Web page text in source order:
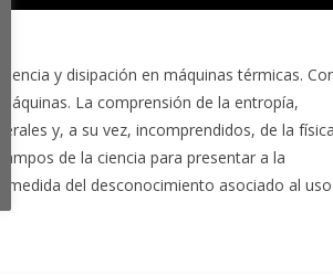
y disipación en máquinas térmicas.
La comprensión de la entropía,
y, a su vez, incomprendidos, de la
de la ciencia para presentar a la
del desconocimiento asociado al uso